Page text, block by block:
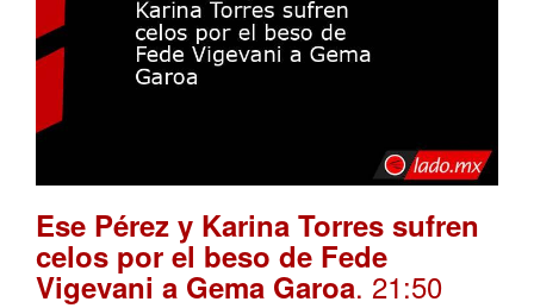
Ese Pérez y Karina Torres sufren
celos por el beso de Fede
Vigevani a Gema Garoa. 21:50